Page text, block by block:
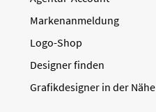
Markenanmeldung
Logo-Shop
Designer finden
Grafikdesigner in der Nähe